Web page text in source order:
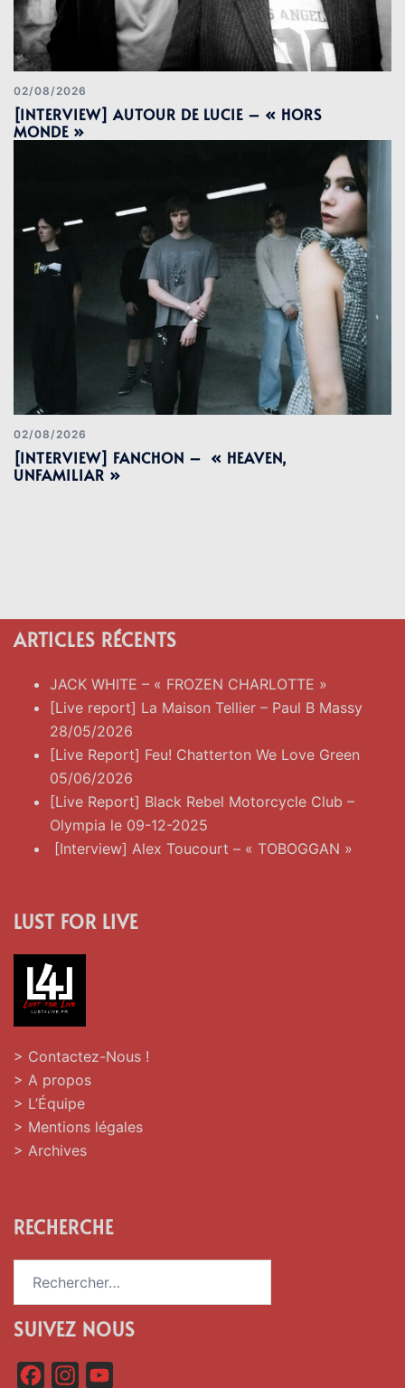
02/08/2026
[INTERVIEW] AUTOUR DE LUCIE – « HORS
MONDE »
02/08/2026
[INTERVIEW] FANCHON – « HEAVEN,
UNFAMILIAR »
ARTICLES RÉCENTS
JACK WHITE – « FROZEN CHARLOTTE »
[Live report] La Maison Tellier – Paul B Massy
28/05/2026
[Live Report] Feu! Chatterton We Love Green
05/06/2026
[Live Report] Black Rebel Motorcycle Club –
Olympia le 09-12-2025
[Interview] Alex Toucourt – « TOBOGGAN »
LUST FOR LIVE
> Contactez-Nous !
> A propos
> L’Équipe
> Mentions légales
> Archives
RECHERCHE
SUIVEZ NOUS